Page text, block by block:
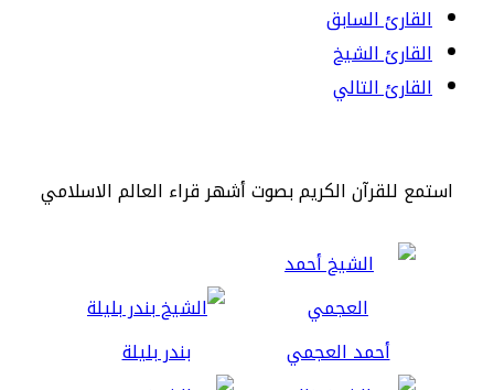
القارئ السابق
القارئ الشيخ
القارئ التالي
استمع للقرآن الكريم بصوت أشهر قراء العالم الاسلامي
أحمد العجمي بندر بليلة